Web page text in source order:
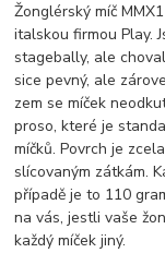
Žonglérský míč
italskou firmou Play.
stagebally, ale
sice pevný, ale
zem se míček
proso, které je
míčků. Povrch je
slícovaným zátkám.
případě je to 110
na vás, jestli vaše
každý míček jiný.